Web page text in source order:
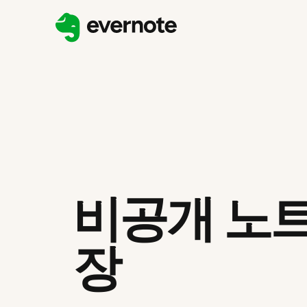
비공개 노
장